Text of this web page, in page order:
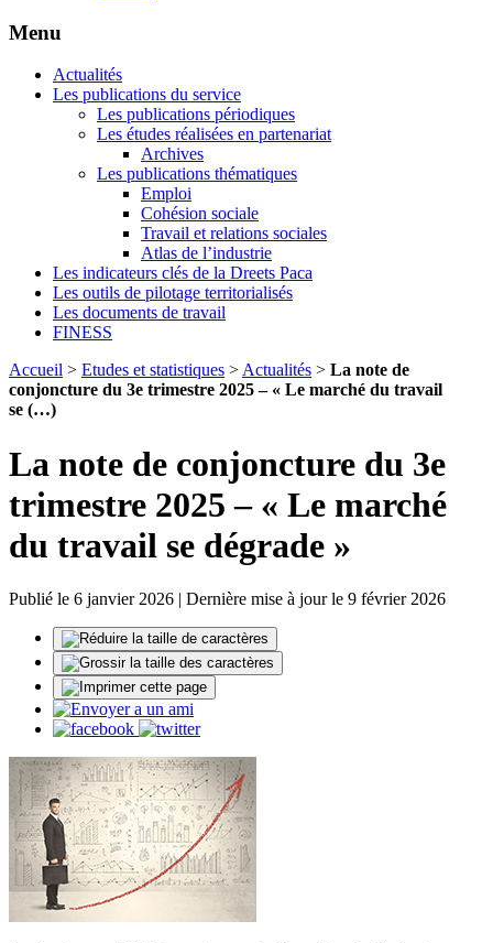
Menu
Actualités
Les publications du service
Les publications périodiques
Les études réalisées en partenariat
Archives
Les publications thématiques
Emploi
Cohésion sociale
Travail et relations sociales
Atlas de l’industrie
Les indicateurs clés de la Dreets Paca
Les outils de pilotage territorialisés
Les documents de travail
FINESS
Accueil > Etudes et statistiques >Actualités > La note de
conjoncture du 3e trimestre 2025 – « Le marché du travail
se (…)
La note de conjoncture du 3e
trimestre 2025 – « Le marché
du travail se dégrade »
Publié le 6 janvier 2026 | Dernière mise à jour le 9 février 2026